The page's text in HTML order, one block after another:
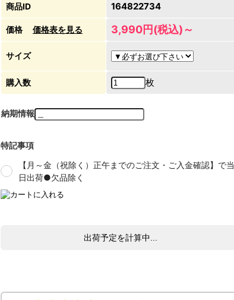
商品ID 164822734
価格 価格表を見る 3,990円(税込)～
サイズ
購入数 枚
納期情報
特記事項
【月～金（祝除く）正午までのご注文・ご入金確認】で当
日出荷●欠品除く
出荷予定を計算中...